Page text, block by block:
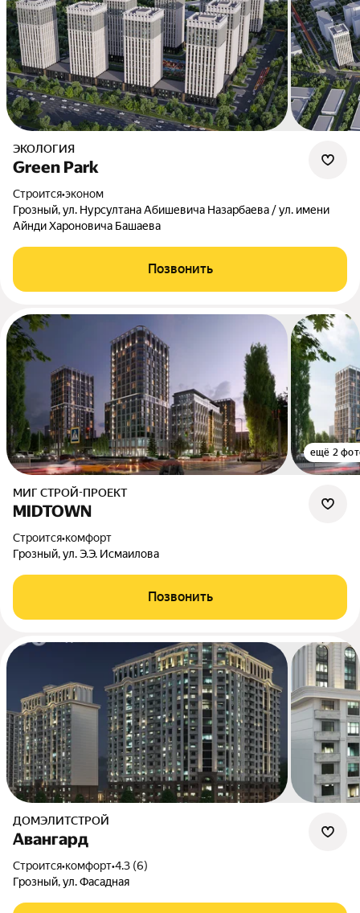
ЭКОЛОГИЯ
Green Park
Строится•эконом
Грозный, ул. Нурсултана Абишевича Назарбаева / ул. имени
Айнди Хароновича Башаева
Позвонить
ещё 2
МИГ СТРОЙ-ПРОЕКТ
MIDTOWN
Строится•комфорт
Грозный, ул. Э.Э. Исмаилова
Позвонить
ДОМЭЛИТСТРОЙ
Авангард
Строится•комфорт•4.3 (6)
Грозный, ул. Фасадная